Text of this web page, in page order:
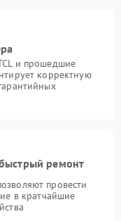
и прошедшие
корректную
ремонт
провести
в кратчайшие